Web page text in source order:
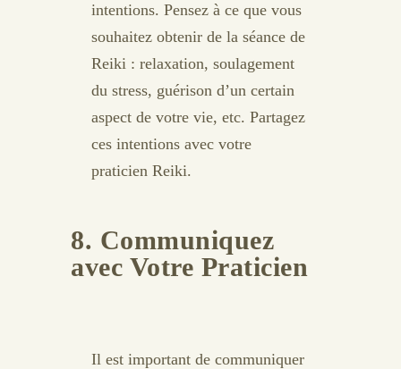
intentions. Pensez à ce que vous
souhaitez obtenir de la séance de
Reiki : relaxation, soulagement
du stress, guérison d’un certain
aspect de votre vie, etc. Partagez
ces intentions avec votre
praticien Reiki.
8. Communiquez
avec Votre Praticien
Il est important de communiquer